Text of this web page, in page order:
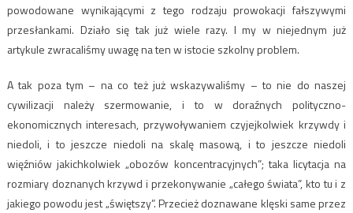
powodowane wynikającymi z tego rodzaju prowokacji fałszywymi
przesłankami. Działo się tak już wiele razy. I my w niejednym już
artykule zwracaliśmy uwagę na ten w istocie szkolny problem.
A tak poza tym – na co też już wskazywaliśmy – to nie do naszej
cywilizacji należy szermowanie, i to w doraźnych polityczno-
ekonomicznych interesach, przywoływaniem czyjejkolwiek krzywdy i
niedoli, i to jeszcze niedoli na skalę masową, i to jeszcze niedoli
więźniów jakichkolwiek „obozów koncentracyjnych”; taka licytacja na
rozmiary doznanych krzywd i przekonywanie „całego świata”, kto tu i z
jakiego powodu jest „świętszy”. Przecież doznawane klęski same przez